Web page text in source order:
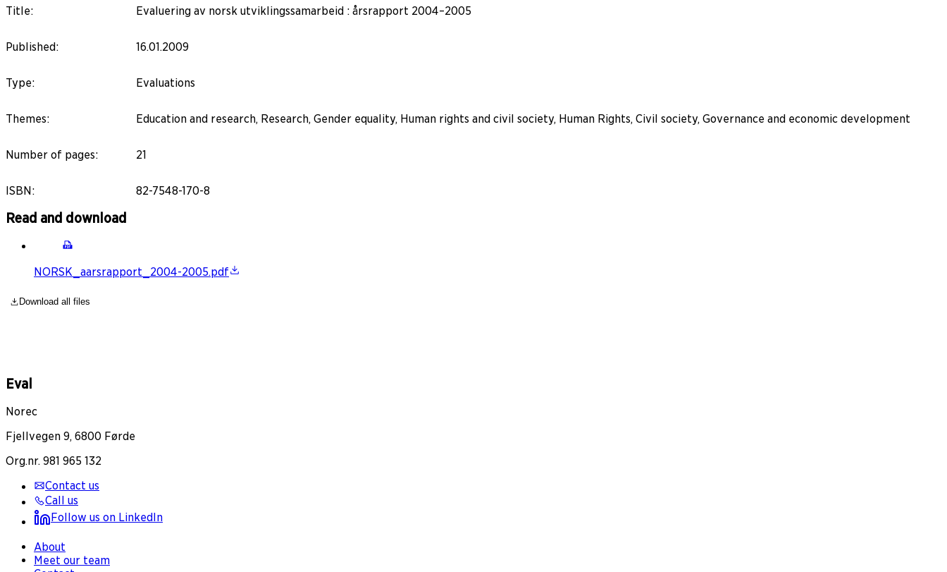
Title: Evaluering av norsk utviklingssamarbeid : årsrapport 2004–2005
Published: 16.01.2009
Type: Evaluations
Themes: Education and research, Research, Gender equality, Human rights and civil society, Human Rights, Civil society, Governance and economic development
Number of pages: 21
ISBN: 82-7548-170-8
Read and download
NORSK_aarsrapport_2004-2005.pdf
Download all files
Eval
Norec
Fjellvegen 9, 6800 Førde
Org.nr. 981 965 132
Contact us
Call us
Follow us on LinkedIn
About
Meet our team